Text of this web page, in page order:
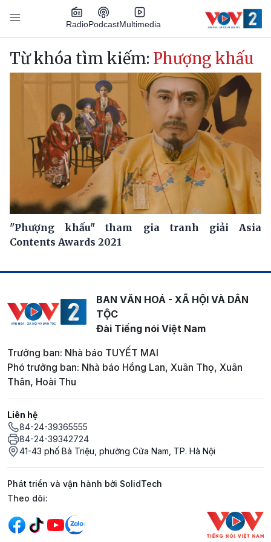
Nhảy đến nội dung
RadioPodcastMultimedia
Main navigation
Từ khóa tìm kiếm: Phượng khấu
"Phượng khấu" tham gia tranh giải Asia
Contents Awards 2021
BAN VĂN HOÁ - XÃ HỘI VÀ DÂN
TỘC
Đài Tiếng nói Việt Nam
Trưởng ban: Nhà báo TUYẾT MAI
Phó trưởng ban: Nhà báo Hồng Lan, Xuân Thọ, Xuân
Thân, Hoài Thu
Liên hệ
84-24-39365555
84-24-39342724
41-43 phố Bà Triệu, phường Cửa Nam, TP. Hà Nội
Phát triển và vận hành bởi SolidTech
Mạng xã hội
Theo dõi: